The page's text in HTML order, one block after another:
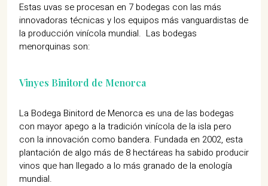
Estas uvas se procesan en 7 bodegas con las más
innovadoras técnicas y los equipos más vanguardistas de
la producción vinícola mundial. Las bodegas
menorquinas son:
Vinyes Binitord de Menorca
La Bodega Binitord de Menorca es una de las bodegas
con mayor apego a la tradición vinícola de la isla pero
con la innovación como bandera. Fundada en 2002, esta
plantación de algo más de 8 hectáreas ha sabido producir
vinos que han llegado a lo más granado de la enología
mundial.